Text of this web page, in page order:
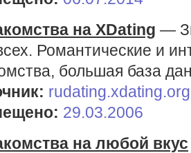
на XDating —
Романтические и
большая база
rudating.xdating.org
29.03.2006
на любой вкус